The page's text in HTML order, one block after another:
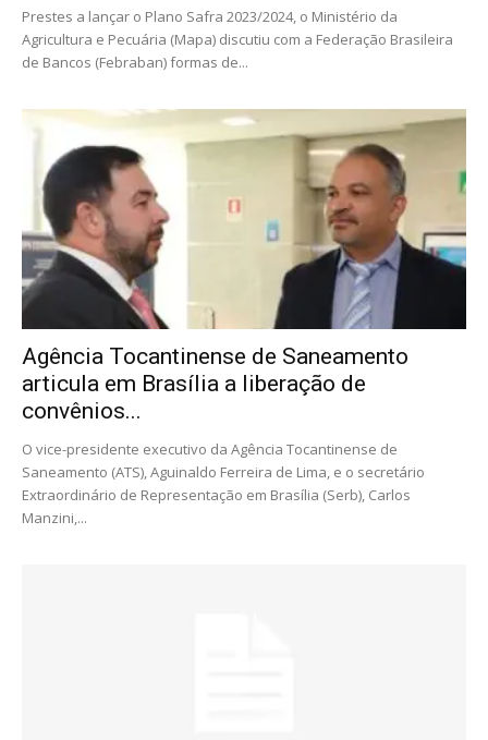
Prestes a lançar o Plano Safra 2023/2024, o Ministério da
Agricultura e Pecuária (Mapa) discutiu com a Federação Brasileira
de Bancos (Febraban) formas de...
Agência Tocantinense de Saneamento
articula em Brasília a liberação de
convênios...
O vice-presidente executivo da Agência Tocantinense de
Saneamento (ATS), Aguinaldo Ferreira de Lima, e o secretário
Extraordinário de Representação em Brasília (Serb), Carlos
Manzini,...